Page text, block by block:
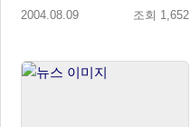
2004.08.09 조회 1,652